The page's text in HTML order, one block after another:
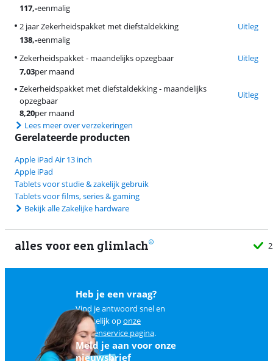
117,-eenmalig
2 jaar Zekerheidspakket met diefstaldekking
Uitleg
138,-eenmalig
Zekerheidspakket - maandelijks opzegbaar
Uitleg
7,03per maand
Zekerheidspakket met diefstaldekking - maandelijks
opzegbaar
Uitleg
8,20per maand
Lees meer over verzekeringen
Gerelateerde producten
Apple iPad Air 13 inch
Apple iPad
Tablets voor studie & zakelijk gebruik
Tablets voor films, series & gaming
Bekijk alle Zakelijke hardware
alles voor een glimlach
Heb je een vraag?
Vind je antwoord snel en
makkelijk oponze
klantenservice pagina.
Meld je aan voor onze
nieuwsbrief